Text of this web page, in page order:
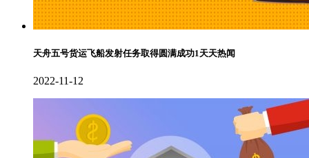
天舟五号货运飞船发射任务取得圆满成功1天天热闻
2022-11-12